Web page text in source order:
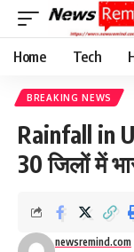
Home Tech
BREAKING NEWS
Rainfall in
30 जिलों में
newsremind.com